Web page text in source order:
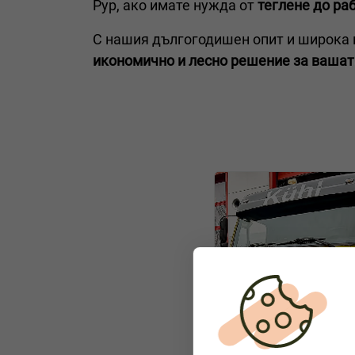
Рур, ако имате нужда оттеглене до
С нашия дългогодишен опит и широка
икономично и лесно решение за